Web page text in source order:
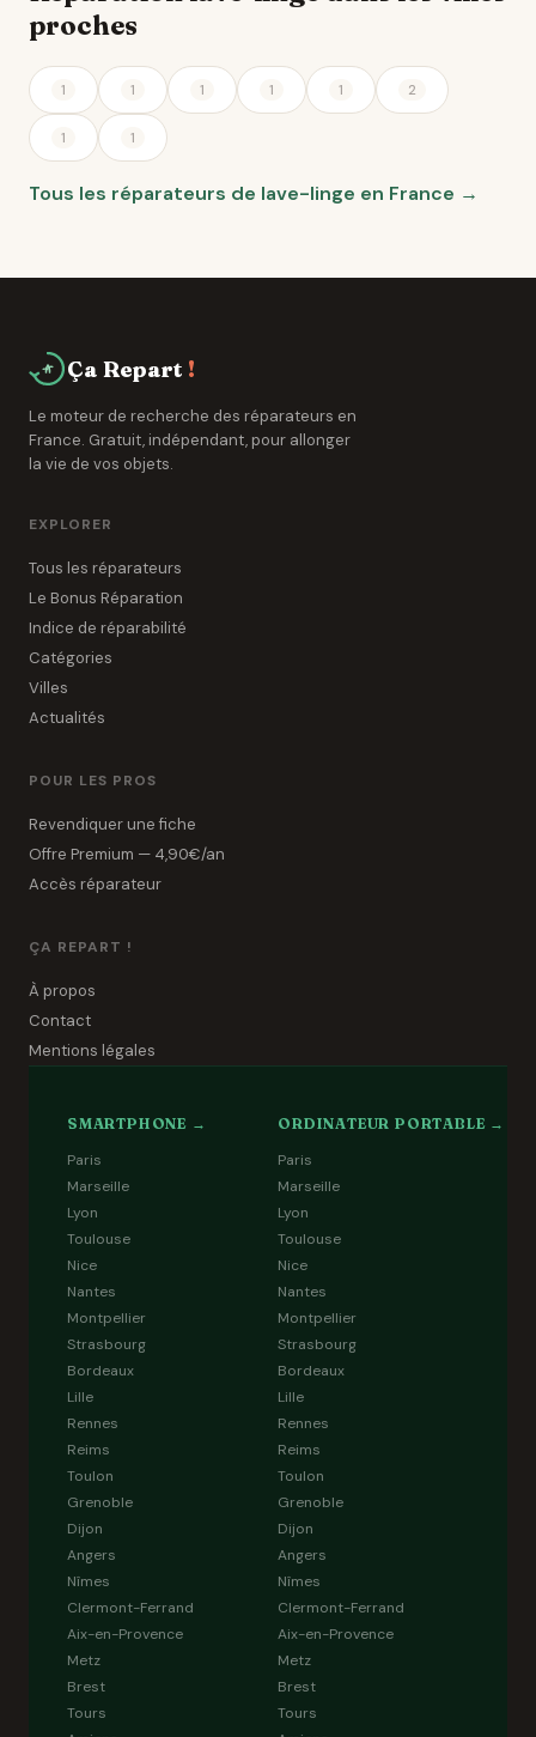
proches
1 1 1 1 1 2
1 1
Tous les réparateurs de lave-linge en France →
Ça Repart !
Le moteur de recherche des réparateurs en
France. Gratuit, indépendant, pour allonger
la vie de vos objets.
EXPLORER
Tous les réparateurs
Le Bonus Réparation
Indice de réparabilité
Catégories
Villes
Actualités
POUR LES PROS
Revendiquer une fiche
Offre Premium — 4,90€/an
Accès réparateur
ÇA REPART !
À propos
Contact
Mentions légales
SMARTPHONE →
Paris
Marseille
Lyon
Toulouse
Nice
Nantes
Montpellier
Strasbourg
Bordeaux
Lille
Rennes
Reims
Toulon
Grenoble
Dijon
Angers
Nîmes
Clermont-Ferrand
Aix-en-Provence
Metz
Brest
Tours
ORDINATEUR PORTABLE →
Paris
Marseille
Lyon
Toulouse
Nice
Nantes
Montpellier
Strasbourg
Bordeaux
Lille
Rennes
Reims
Toulon
Grenoble
Dijon
Angers
Nîmes
Clermont-Ferrand
Aix-en-Provence
Metz
Brest
Tours